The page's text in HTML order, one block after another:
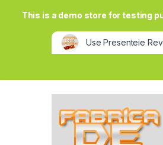
Use Presenteie
This is a demo store for testing